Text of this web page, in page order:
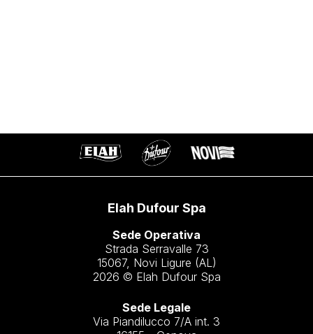
Elah Dufour Spa
Sede Operativa
Strada Serravalle 73
15067, Novi Ligure (AL)
2026 © Elah Dufour Spa
Sede Legale
Via Piandilucco 7/A int. 3